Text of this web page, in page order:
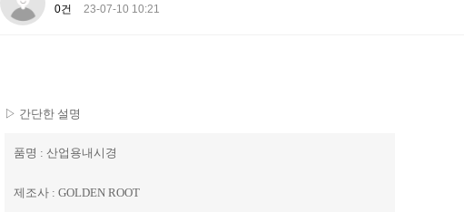
0건
23-07-10 10:21
▷ 간단한 설명
품명 : 산업용내시경
제조사 : GOLDEN ROOT